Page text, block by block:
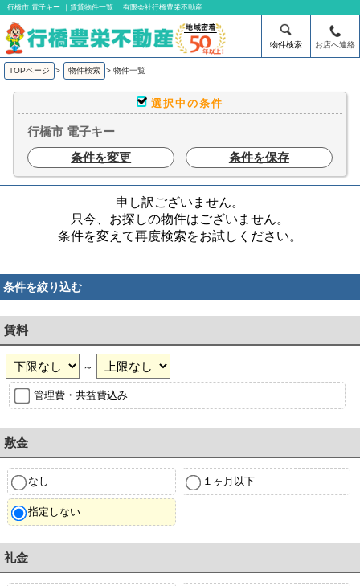
行橋市 電子キー ｜賃貸物件一覧｜ 有限会社行橋豊栄不動産
物件検索 お店へ連絡
TOPページ > 物件検索 > 物件一覧
選択中の条件
行橋市 電子キー
条件を変更
条件を保存
申し訳ございません。
只今、お探しの物件はございません。
条件を変えて再度検索をお試しください。
条件を絞り込む
賃料
～
管理費・共益費込み
敷金
なし １ヶ月以下
指定しない
礼金